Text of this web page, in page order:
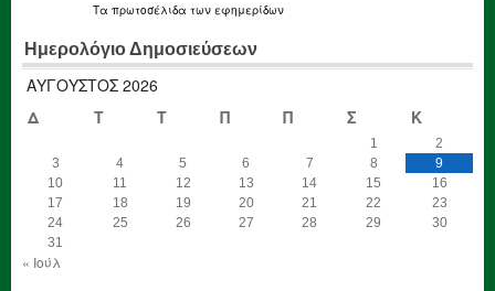
Τα πρωτοσέλιδα των εφημερίδων
Ημερολόγιο Δημοσιεύσεων
ΑΎΓΟΥΣΤΟΣ 2026
Δ
Τ Τ Π Π Σ Κ
1
2
3
4 5 6 7 8
9
10
11 12 13 14 15
16
17
18 19 20 21 22
23
24
25 26 27 28 29
30
31
« Ιούλ